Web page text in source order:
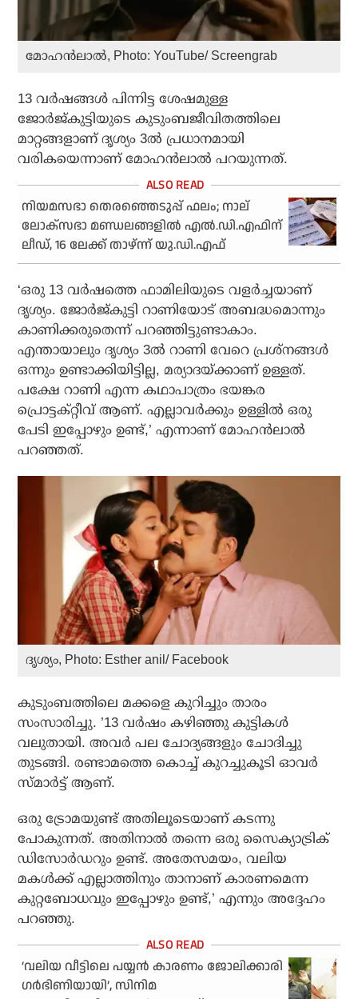
മോഹൻലാൽ, Photo: YouTube/ Screengrab
13 വർഷങ്ങൾ പിന്നിട്ട ശേഷമുള്ള
ജോർജ്‌കുട്ടിയുടെ കുടുംബജീവിതത്തിലെ
മാറ്റങ്ങളാണ് ദൃശ്യം 3ൽ പ്രധാനമായി
വരികയെന്നാണ് മോഹൻലാൽ പറയുന്നത്.
നിയമസഭാ തെരഞ്ഞെടുപ്പ് ഫലം; നാല്
ലോക്സഭാ മണ്ഡലങ്ങളിൽ എൽ.ഡി.എഫിന്
ലീഡ്, 16 ലേക്ക് താഴ്ന്ന് യു.ഡി.എഫ്
‘ഒരു 13 വർഷത്തെ ഫാമിലിയുടെ വളർച്ചയാണ്
ദൃശ്യം. ജോർജ്‌കുട്ടി റാണിയോട് അബദ്ധമൊന്നും
കാണിക്കരുതെന്ന് പറഞ്ഞിട്ടുണ്ടാകാം.
എന്തായാലും ദൃശ്യം 3ൽ റാണി വേറെ പ്രശ്‌നങ്ങൾ
ഒന്നും ഉണ്ടാക്കിയിട്ടില്ല, മര്യാദയ്ക്കാണ് ഉള്ളത്.
പക്ഷേ റാണി എന്ന കഥാപാത്രം ഭയങ്കര
പ്രൊട്ടക്റ്റീവ് ആണ്. എല്ലാവർക്കും ഉള്ളിൽ ഒരു
പേടി ഇപ്പോഴും ഉണ്ട്,’ എന്നാണ് മോഹൻലാൽ
പറഞ്ഞത്.
ദൃശ്യം, Photo: Esther anil/ Facebook
കുടുംബത്തിലെ മക്കളെ കുറിച്ചും താരം
സംസാരിച്ചു. ’13 വർഷം കഴിഞ്ഞു കുട്ടികൾ
വലുതായി. അവർ പല ചോദ്യങ്ങളും ചോദിച്ചു
തുടങ്ങി. രണ്ടാമത്തെ കൊച്ച് കുറച്ചുകൂടി ഓവർ
സ്മാർട്ട് ആണ്.
ഒരു ട്രോമയുണ്ട് അതിലൂടെയാണ് കടന്നു
പോകുന്നത്. അതിനാൽ തന്നെ ഒരു സൈക്യാട്രിക്
ഡിസോർഡറും ഉണ്ട്. അതേസമയം, വലിയ
മകൾക്ക് എല്ലാത്തിനും താനാണ് കാരണമെന്ന
കുറ്റബോധവും ഇപ്പോഴും ഉണ്ട്,’ എന്നും അദ്ദേഹം
പറഞ്ഞു.
‘വലിയ വീട്ടിലെ പയ്യൻ കാരണം ജോലിക്കാരി
ഗർഭിണിയായി’, സിനിമ